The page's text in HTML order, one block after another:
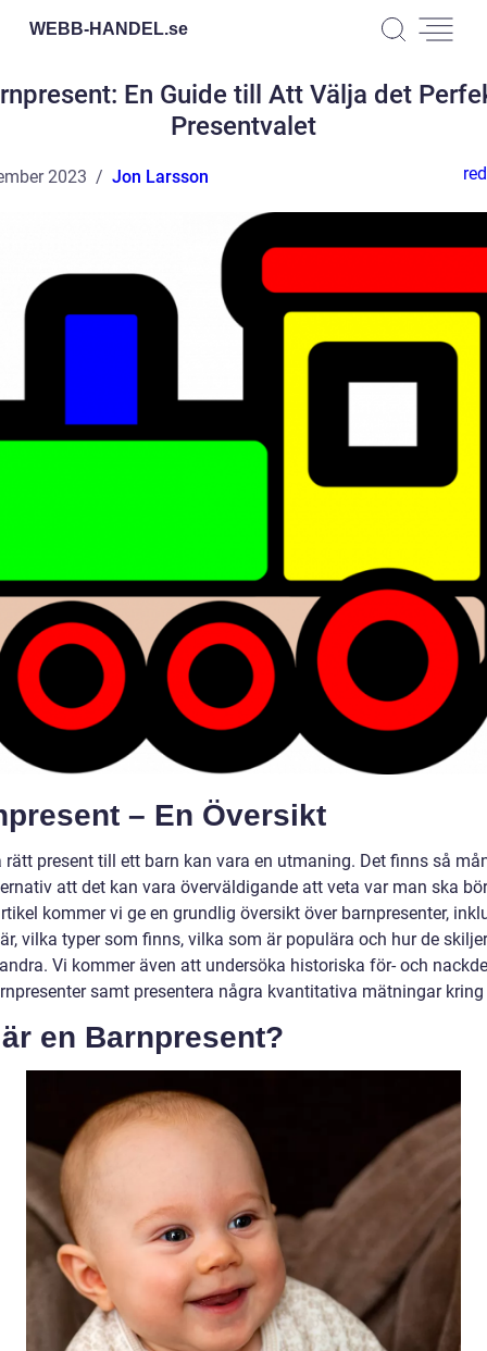
WEBB-HANDEL.se
En Guide till Att Välja det
Presentvalet
2023 Jon Larsson
– En Översikt
rätt present till ett barn kan vara en utmaning. Det finns så
att det kan vara överväldigande att veta var man ska
kommer vi ge en grundlig översikt över barnpresenter,
vilka typer som finns, vilka som är populära och hur de
Vi kommer även att undersöka historiska för- och
samt presentera några kvantitativa mätningar
en Barnpresent?